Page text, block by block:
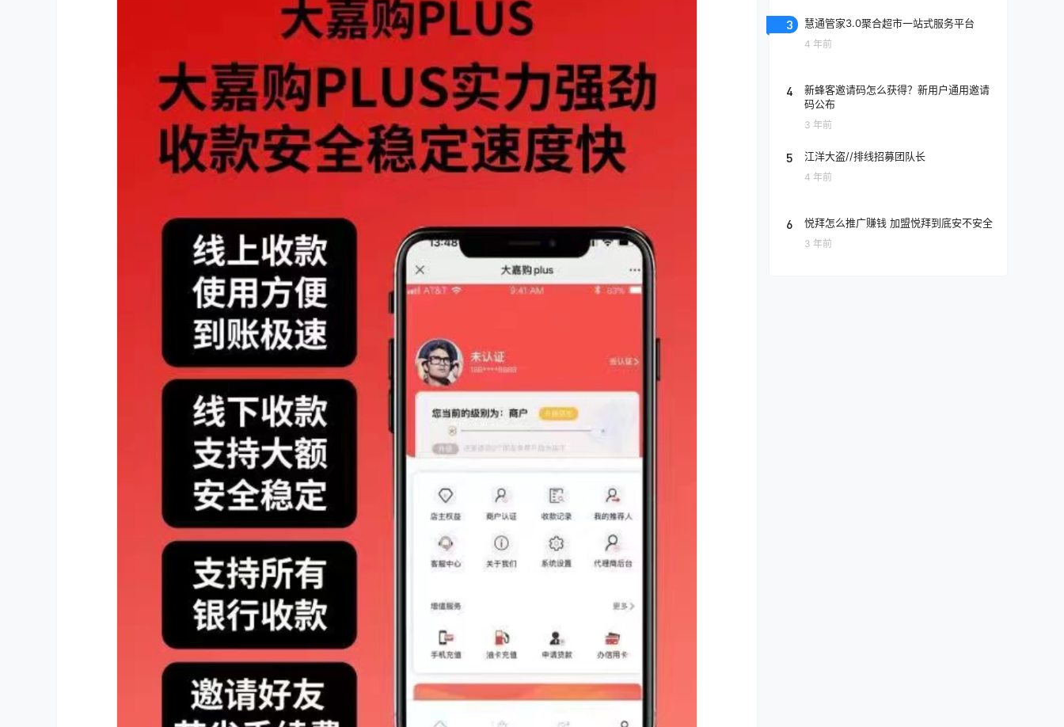
3 慧通管家3.0聚合超市一站式服务平台
4 年前
4
新蜂客邀请码怎么获得？新用户通用邀请
码公布
3 年前
5 江洋大盗//排线招募团队长
4 年前
6 悦拜怎么推广赚钱 加盟悦拜到底安不安全
3 年前